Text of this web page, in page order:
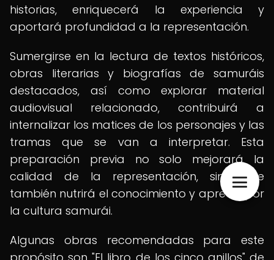
historias, enriquecerá la experiencia y
aportará profundidad a la representación.
Sumergirse en la lectura de textos históricos,
obras literarias y biografías de samuráis
destacados, así como explorar material
audiovisual relacionado, contribuirá a
internalizar los matices de los personajes y las
tramas que se van a interpretar. Esta
preparación previa no solo mejorará la
calidad de la representación, sino que
también nutrirá el conocimiento y aprecio por
la cultura samurái.
Algunas obras recomendadas para este